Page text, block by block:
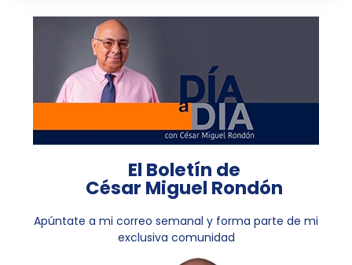
El Boletín de
César Miguel Rondón
Apúntate a mi correo semanal y forma parte de mi
exclusiva comunidad